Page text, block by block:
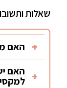
שאלות
האם
האם